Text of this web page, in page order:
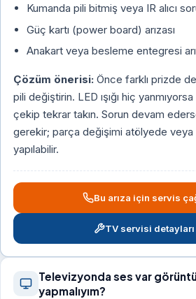
Kumanda pili bitmiş veya IR alıcı
Güç kartı (power board) arızası
Anakart veya besleme entegresi
Çözüm önerisi: Önce farklı prizde
pili değiştirin. LED ışığı hiç
çekip tekrar takın. Sorun devam
gerekir; parça değişimi atölyede veya
yapılabilir.
Bu arıza için servis
TV servisi detayları
Televizyonda ses var
yapmalıyım?